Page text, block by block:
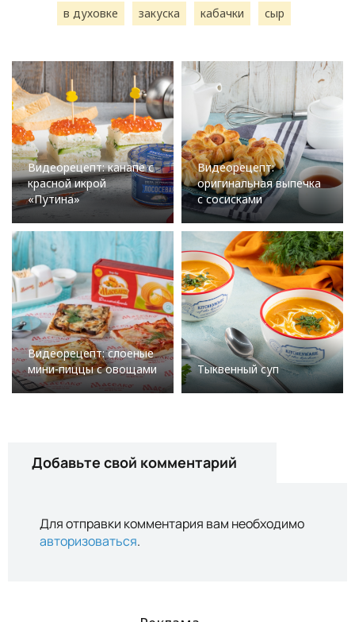
в духовке закуска кабачки сыр
Видеорецепт: канапе с
красной икрой
«Путина»
Видеорецепт:
оригинальная выпечка
с сосисками
Видеорецепт: слоеные
мини-пиццы с овощами
Тыквенный суп
Добавьте свой комментарий
Для отправки комментария вам необходимо
авторизоваться.